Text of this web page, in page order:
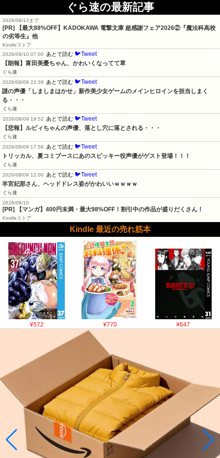
ぐら速の最新記事
2026/08/13まで
[PR] 【最大88%OFF】KADOKAWA 電撃文庫 超感謝フェア2026②『魔法科高校
の劣等生』他
Kindleストア
2026/08/10 07:00
あとで読む 🐦Tweet
【朗報】富田美憂ちゃん、かわいくなってて草
ぐら速
2026/08/09 22:39
あとで読む 🐦Tweet
謎の声優「しましまはかせ」新作美少女ゲームのメインヒロインを担当しまく
る・・・
ぐら速
2026/08/09 19:52
あとで読む 🐦Tweet
【悲報】ルビィちゃんの声優、落とし穴に落とされる・・・
ぐら速
2026/08/09 17:58
あとで読む 🐦Tweet
トリッカル、夏コミブースにあのスピッキー役声優がゲスト登場！！！
ぐら速
2026/08/09 12:00
あとで読む 🐦Tweet
羊宮妃那さん、ヘッドドレス姿がかわいいｗｗｗｗ
ぐら速
2026/08/10
[PR] 【マンガ】400円未満・最大98%OFF！割引中の作品が盛りだくさん！
Kindleストア
Kindle 最近の売れ筋本
¥572 ¥770 ¥647